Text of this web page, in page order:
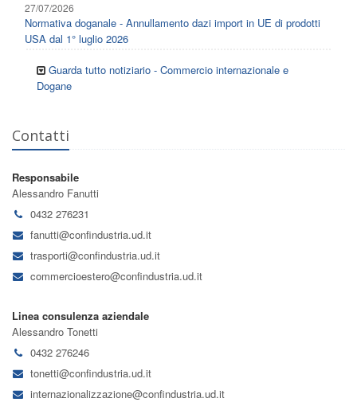
27/07/2026
Normativa doganale - Annullamento dazi import in UE di prodotti
USA dal 1° luglio 2026
Guarda tutto notiziario - Commercio internazionale e
Dogane
Contatti
Responsabile
Alessandro Fanutti
0432 276231
fanutti@confindustria.ud.it
trasporti@confindustria.ud.it
commercioestero@confindustria.ud.it
Linea consulenza aziendale
Alessandro Tonetti
0432 276246
tonetti@confindustria.ud.it
internazionalizzazione@confindustria.ud.it